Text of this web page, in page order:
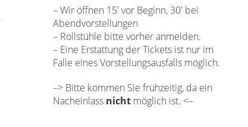
– Wir öffnen 15′ vor Beginn, 30′ bei
Abendvorstellungen
– Rollstühle bitte vorher anmelden.
– Eine Erstattung der Tickets ist nur im
Falle eines Vorstellungsausfalls möglich.
–> Bitte kommen Sie frühzeitig, da ein
Nacheinlass nichtmöglich ist. <–